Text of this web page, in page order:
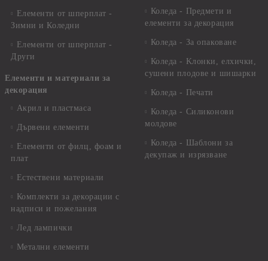
Елементи от шперплат -
Зимни и Коледни
Елементи от шперплат -
Други
Елементи и материали за
декорация
Акрил и пластмаса
Дървени елементи
Елементи от филц, фоам и
плат
Естествени материали
Комплекти за декорации с
надписи и пожелания
Лед лампички
Метални елементи
Коледа - Предмети и
елементи за декорация
Коледа - За опаковане
Коледа - Kлонки, елхички,
сушени плодове и шишарки
Коледа - Печати
Коледа - Силиконови
молдове
Коледа - Шаблони за
декупаж и изрязване